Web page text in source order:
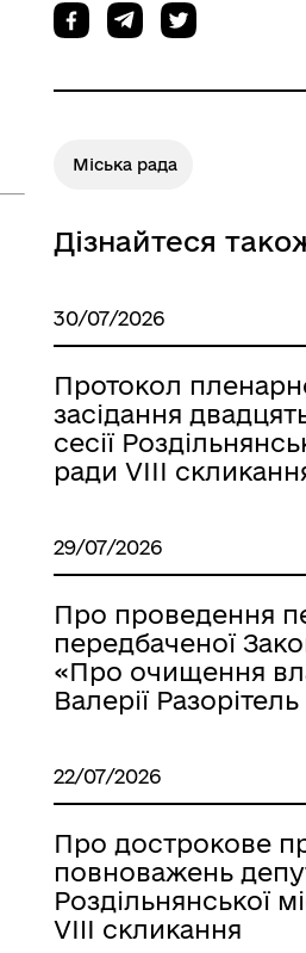
Роздільна
Міська рада
Дізнайтеся
30/07/2026
Протокол
засідання
сесії
ради VІІІ
29/07/2026
Про проведення
передбаченої
«Про очищення
Валерії Разорітель
22/07/2026
Про дострокове
повноважень
Роздільнянської
VIII скликання